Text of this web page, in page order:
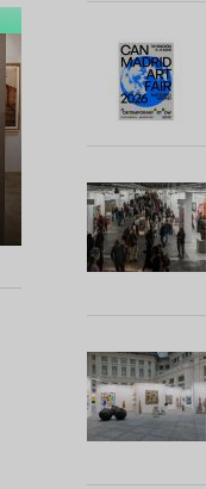
Resultados Y
ENERO 06, 2025